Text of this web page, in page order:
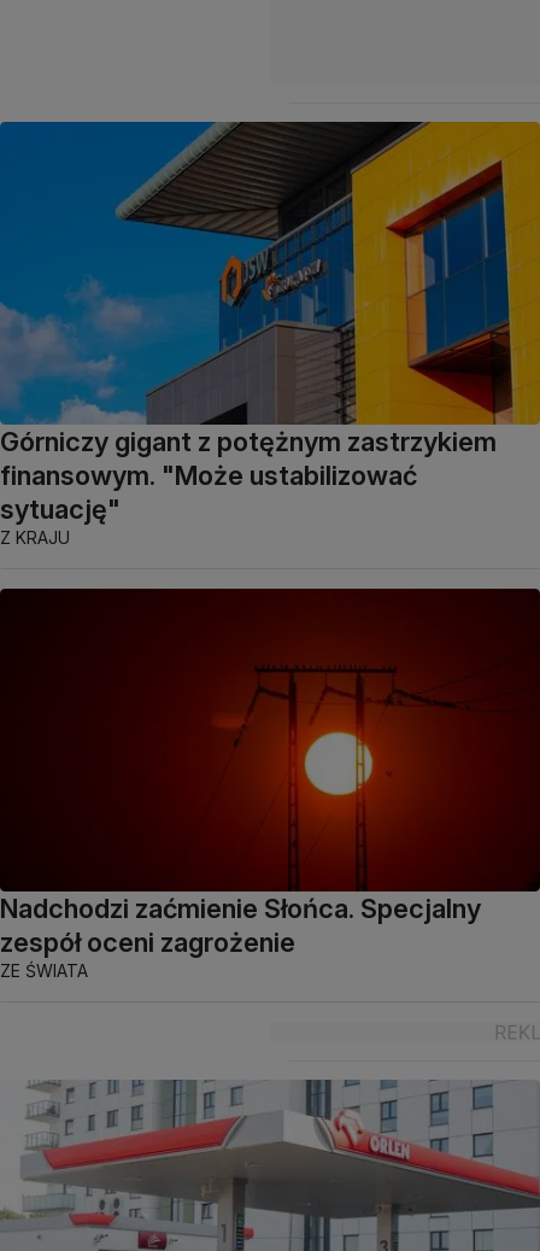
Górniczy gigant z potężnym zastrzykiem
finansowym. "Może ustabilizować
sytuację"
Z KRAJU
Nadchodzi zaćmienie Słońca. Specjalny
zespół oceni zagrożenie
ZE ŚWIATA